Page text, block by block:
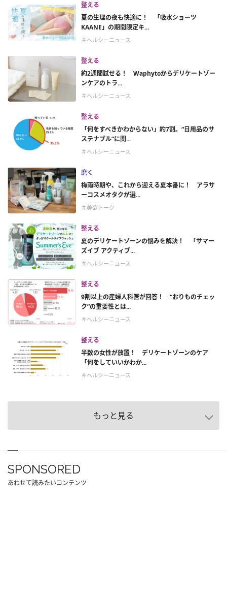
整える
夏の生理の夜も快適に！ 「吸水ショーツ
KAANE」の期間限定キ...
＃ヘルシーニュース
整える
約2週間試せる！ Waphytoからデリケートゾー
ンケアのトラ...
＃ヘルシーニュース
整える
「何をすべきかわからない」約7割。“日用品のサ
ステナブル”に関...
＃ヘルシーニュース
磨く
梅雨時期や、これから迎える夏本番に！ アラサ
ーコスメオタクが選...
＃美欲トーク
整える
夏のデリケートゾーンの悩みを解決！ 「サマー
ズイブ アクティブ...
＃ヘルシーニュース
整える
9割以上の産婦人科医が回答！ “おりものチェッ
ク”の重要性とは...
＃ヘルシーニュース
整える
半数の女性が放置！ デリケートゾーンのケア
「何をしていいかわか...
＃ヘルシーニュース
もっと見る
SPONSORED
あわせて読みたいコンテンツ